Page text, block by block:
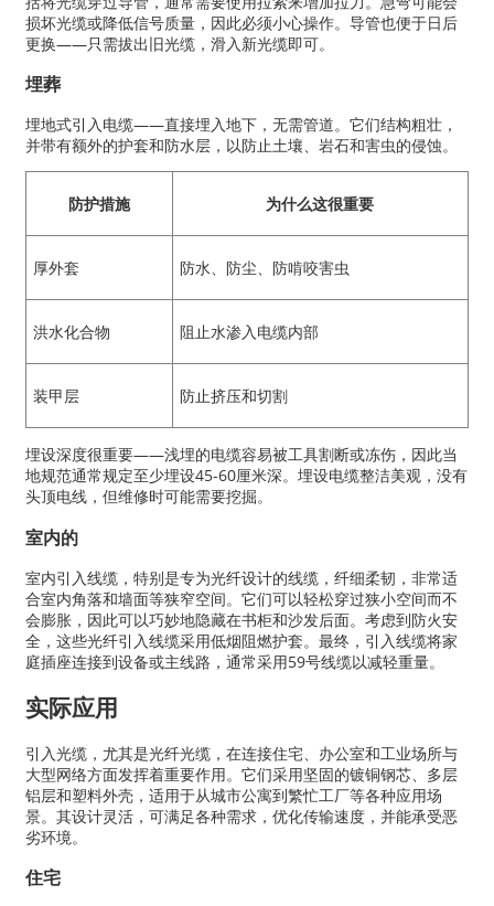
损坏光缆或降低信号质量，因此必须小心操作。导管也便于日后
更换——只需拔出旧光缆，滑入新光缆即可。
埋葬
埋地式引入电缆——直接埋入地下，无需管道。它们结构粗壮，
并带有额外的护套和防水层，以防止土壤、岩石和害虫的侵蚀。
防护措施 为什么这很重要
厚外套 防水、防尘、防啃咬害虫
洪水化合物 阻止水渗入电缆内部
装甲层 防止挤压和切割
埋设深度很重要——浅埋的电缆容易被工具割断或冻伤，因此当
地规范通常规定至少埋设45-60厘米深。埋设电缆整洁美观，没有
头顶电线，但维修时可能需要挖掘。
室内的
室内引入线缆，特别是专为光纤设计的线缆，纤细柔韧，非常适
合室内角落和墙面等狭窄空间。它们可以轻松穿过狭小空间而不
会膨胀，因此可以巧妙地隐藏在书柜和沙发后面。考虑到防火安
全，这些光纤引入线缆采用低烟阻燃护套。最终，引入线缆将家
庭插座连接到设备或主线路，通常采用59号线缆以减轻重量。
实际应用
引入光缆，尤其是光纤光缆，在连接住宅、办公室和工业场所与
大型网络方面发挥着重要作用。它们采用坚固的镀铜钢芯、多层
铝层和塑料外壳，适用于从城市公寓到繁忙工厂等各种应用场
景。其设计灵活，可满足各种需求，优化传输速度，并能承受恶
劣环境。
住宅